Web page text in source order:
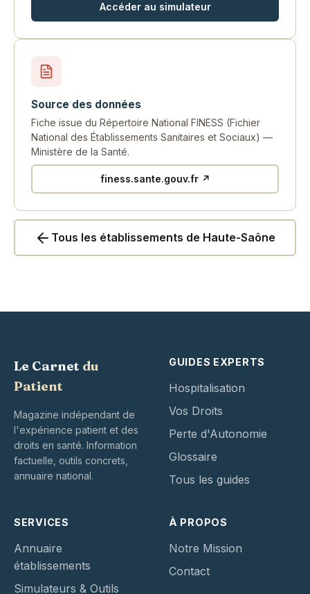
Accéder au simulateur
Source des données
Fiche issue du Répertoire National FINESS (Fichier
National des Établissements Sanitaires et Sociaux) —
Ministère de la Santé.
finess.sante.gouv.fr ↗
Tous les établissements de Haute-Saône
Le Carnet du
Patient
Magazine indépendant de
l'expérience patient et des
droits en santé. Information
factuelle, outils concrets,
annuaire national.
GUIDES EXPERTS
Hospitalisation
Vos Droits
Perte d'Autonomie
Glossaire
Tous les guides
SERVICES
Annuaire
établissements
Simulateurs & Outils
À PROPOS
Notre Mission
Contact